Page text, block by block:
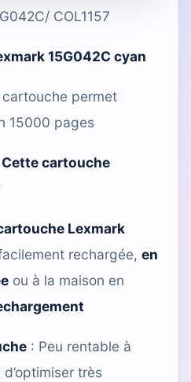
COL1157
15G042C cyan
permet
15000 pages
Cette cartouche
Lexmark
rechargée, en
ou à la maison en
: Peu rentable à
très